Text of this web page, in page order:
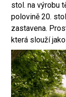
stol. na výrobu
polovině 20.
zastavena.
která slouží